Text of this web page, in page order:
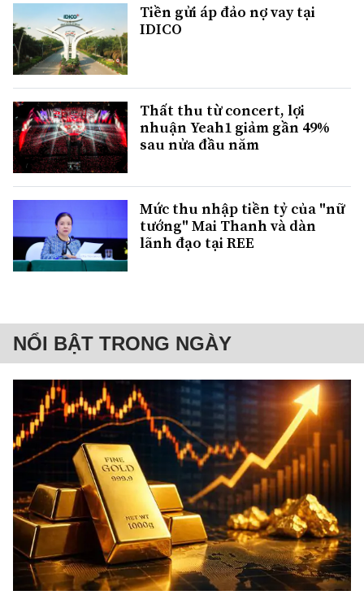
Tiền gửi áp đảo nợ vay tại
IDICO
Thất thu từ concert, lợi
nhuận Yeah1 giảm gần 49%
sau nửa đầu năm
Mức thu nhập tiền tỷ của "nữ
tướng" Mai Thanh và dàn
lãnh đạo tại REE
NỔI BẬT TRONG NGÀY